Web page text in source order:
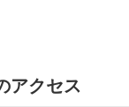
アクセス